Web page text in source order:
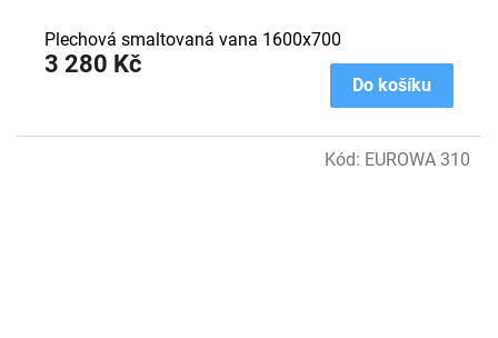
3 280 Kč
Do košíku
Plechová smaltovaná vana 1600x700
Kód: EUROWA 310